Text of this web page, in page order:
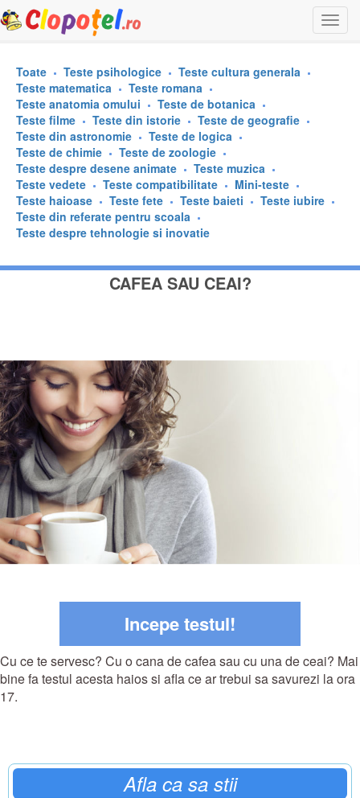
Toate Teste psihologice
Teste cultura generala
Teste matematica
Teste romana
Teste anatomia omului
Teste de botanica
Teste filme
Teste din istorie
Teste de geografie
Teste din astronomie
Teste de logica
Teste de chimie
Teste de zoologie
Teste despre desene animate
Teste muzica
Teste vedete
Teste compatibilitate
Mini-teste
Teste haioase
Teste fete Teste baieti
Teste iubire
Teste din referate pentru scoala
Teste despre tehnologie si inovatie
CAFEA SAU CEAI?
Incepe testul!
Cu ce te servesc? Cu o cana de cafea sau cu una de ceai? Mai
bine fa testul acesta haios si afla ce ar trebui sa savurezi la ora
17.
Afla ca sa stii